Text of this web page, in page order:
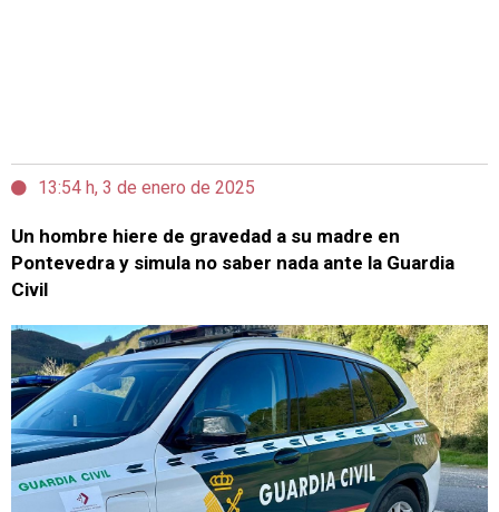
13:54 h, 3 de enero de 2025
Un hombre hiere de gravedad a su madre en
Pontevedra y simula no saber nada ante la Guardia
Civil